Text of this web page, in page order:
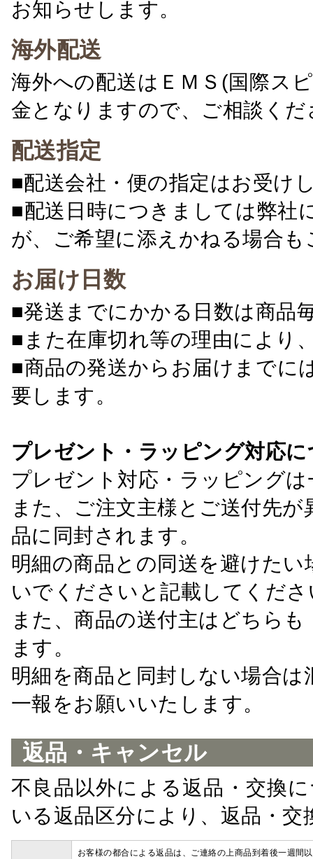
お知らせします。
海外配送
海外への配送はＥＭＳ(国際ス
金となりますので、ご相談くだ
配送指定
■配送会社・便の指定はお受け
■配送日時につきましては弊社
が、ご希望に添えかねる場合
お届け日数
■発送までにかかる日数は商品
■また在庫切れ等の理由により
■商品の発送からお届けまでに
要します。
プレゼント・ラッピング対応
プレゼント対応・ラッピング
また、ご注文主様とご送付先
品に同封されます。
明細の商品との同送を避けた
いでくださいと記載してくださ
また、商品の送付主はどちら
ます。
明細を商品と同封しない場合
一報をお願いいたします。
返品・キャンセル
不良品以外による返品・交換
いる返品区分により、返品・
お客様の都合による返品は、ご連絡の上商品到着後一週間